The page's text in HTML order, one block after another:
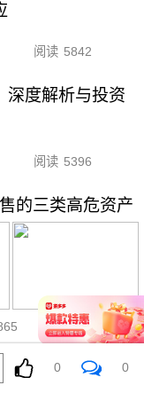
阅读 5842
深度解析与投资
阅读 5396
的三类高危资产
07-16
双重挫，多重利
0 0